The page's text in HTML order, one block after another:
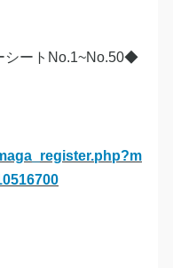
シートNo.1~No.50◆